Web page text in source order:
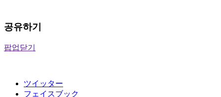
공유하기
팝업닫기
ツイッター
フェイスブック